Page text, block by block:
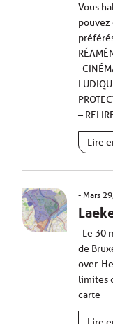
Vous
pouvez
–
Lire
Mars
Le 30
de
over-
limites
carte